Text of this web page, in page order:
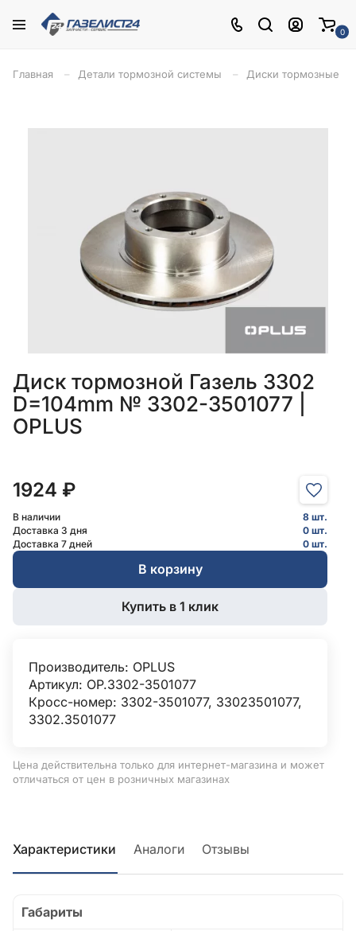
0
Главная Детали тормозной системы Диски тормозные
Диск тормозной Газель 3302
D=104mm № 3302-3501077 |
OPLUS
1924 ₽
В наличии
8 шт.
Доставка 3 дня
0 шт.
Доставка 7 дней
0 шт.
В корзину
Купить в 1 клик
Производитель: OPLUS
Артикул: OP.3302-3501077
Кросс-номер: 3302-3501077, 33023501077,
3302.3501077
Цена действительна только для интернет-магазина и может
отличаться от цен в розничных магазинах
Характеристики Аналоги Отзывы
Габариты